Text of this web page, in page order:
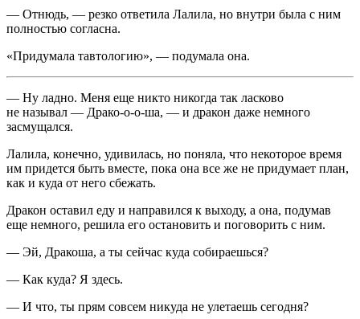
— Отнюдь, — резко ответила Лалила, но внутри была с ним
полностью согласна.
«Придумала тавтологию», — подумала она.
— Ну ладно. Меня еще никто никогда так ласково
не называл — Драко-о-о-ша, — и дракон даже немного
засмущался.
Лалила, конечно, удивилась, но поняла, что некоторое время
им придется быть вместе, пока она все же не придумает план,
как и куда от него сбежать.
Дракон оставил еду и направился к выходу, а она, подумав
еще немного, решила его остановить и поговорить с ним.
— Эй, Дракоша, а ты сейчас куда собираешься?
— Как куда? Я здесь.
— И что, ты прям совсем никуда не улетаешь сегодня?